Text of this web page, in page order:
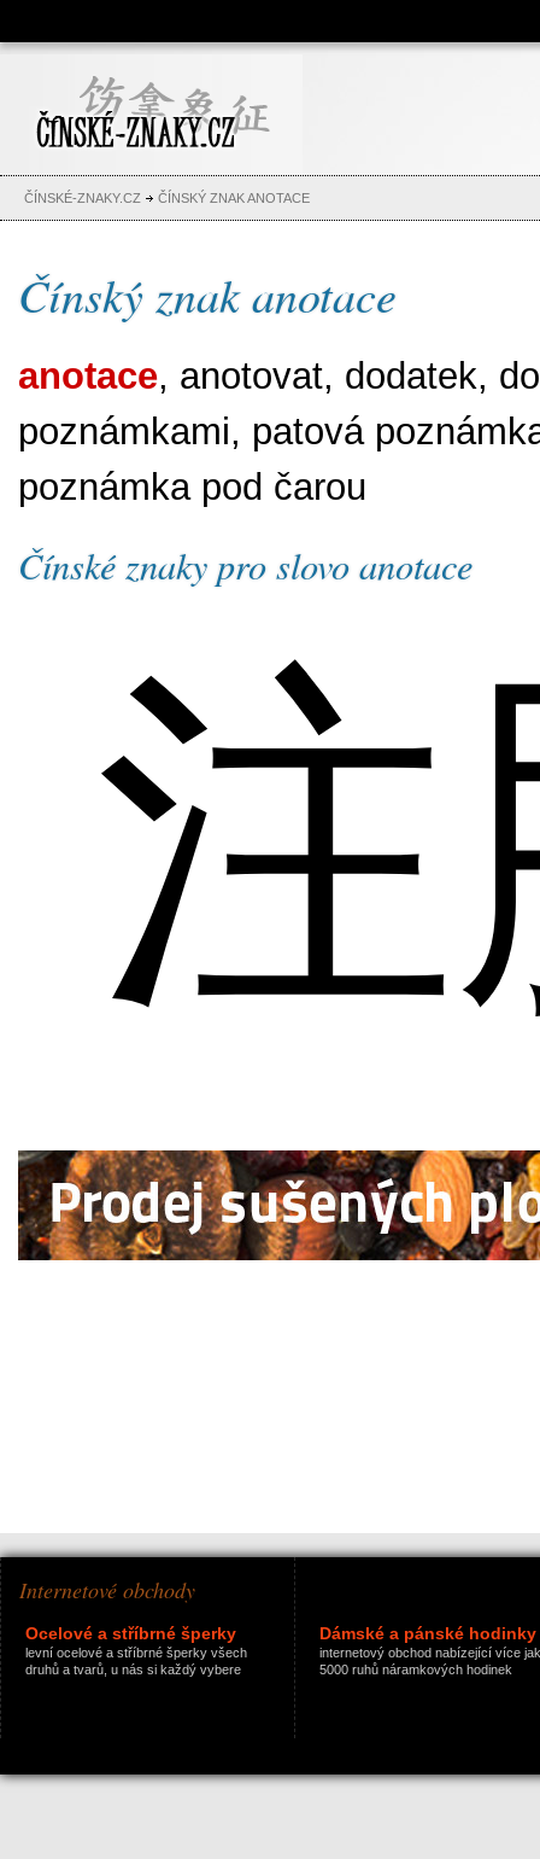
Čínské znaky, česko-čínský
slovník, abeceda, jména,
tetování
ČÍNSKÉ-ZNAKY.CZ ČÍNSKÝ ZNAK ANOTACE
Čínský znak anotace
anotace, anotovat, dodatek,
poznámkami, patová
poznámka pod čarou
Čínské znaky pro slovo anotace
Internetové obchody
Ocelové a stříbrné šperky
levní ocelové a stříbrné šperky všech
druhů a tvarů, u nás si každý vybere
Dámské a pánské hodinky
internetový obchod nabízející více jak
5000 ruhů náramkových hodinek